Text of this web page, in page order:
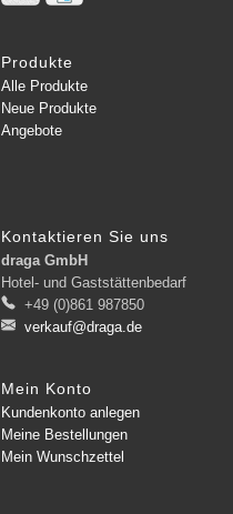
Produkte
Alle Produkte
Neue Produkte
Angebote
Kontaktieren Sie uns
draga GmbH
Hotel- und Gaststättenbedarf
+49 (0)861 987850
verkauf@draga.de
Mein Konto
Kundenkonto anlegen
Meine Bestellungen
Mein Wunschzettel